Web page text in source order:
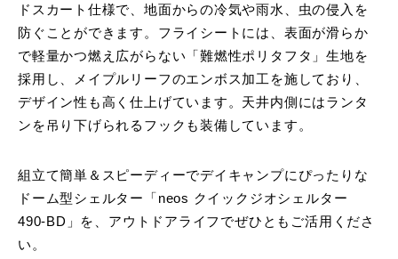
ドスカート仕様で、地面からの冷気や雨水、虫の侵入を
防ぐことができます。フライシートには、表面が滑らか
で軽量かつ燃え広がらない「難燃性ポリタフタ」生地を
採用し、メイプルリーフのエンボス加工を施しており、
デザイン性も高く仕上げています。天井内側にはランタ
ンを吊り下げられるフックも装備しています。
組立て簡単＆スピーディーでデイキャンプにぴったりな
ドーム型シェルター「neos クイックジオシェルター
490-BD」を、アウトドアライフでぜひともご活用くださ
い。